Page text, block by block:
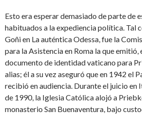
Esto era esperar demasiado de parte de
habituados a la expediencia política. Tal
Goñi en La auténtica Odessa, fue la
para la Asistencia en Roma la que emitió,
documento de identidad vaticano para
alias; él a su vez aseguró que en 1942 el
recibió en audiencia. Durante el juicio en
de 1990, la Iglesia Católica alojó a
monasterio San Buenaventura, bajo